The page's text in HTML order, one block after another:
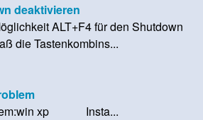
deaktivieren
ALT+F4 für den Shutdown
die Tastenkombins...
xp Insta...